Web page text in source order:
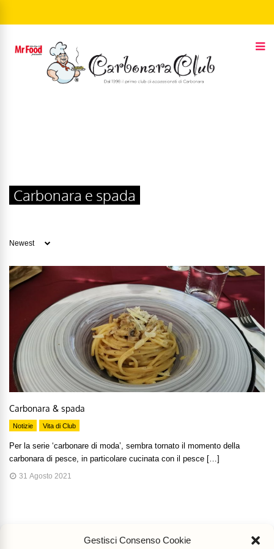
Gestisci Consenso Cookie
Carbonara e spada
Carbonara & spada
Notizie Vita di Club
Per la serie ‘carbonare di moda’, sembra tornato il momento della
carbonara di pesce, in particolare cucinata con il pesce […]
31 Agosto 2021